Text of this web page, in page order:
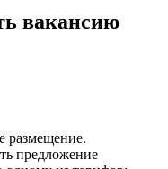
вакансию
размещение.
предложение